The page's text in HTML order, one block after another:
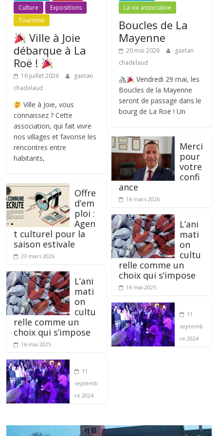
Culture
Expositions
Tourisme
Ville à Joie
débarque à La
Roë !
16 juillet 2026
gaetan
chadelaud
Ville à Joie, vous
connaissez ? Cette
association, qui fait vivre
nos villages et favorise les
rencontres entre
habitants,
Offre
d’em
ploi :
Agen
t culturel pour la
saison estivale
23 mars 2026
L’ani
mati
on
cultu
relle comme un
choix qui s’impose
16 mai 2025
11
septemb
re 2024
La vie associative
Boucles de La
Mayenne
20 mai 2026
gaetan
chadelaud
Vendredi 29 mai, les
Boucles de la Mayenne
seront de passage dans le
bourg de La Roë ! Un
Merci
pour
votre
confi
ance
16 mars 2026
L’ani
mati
on
cultu
relle comme un
choix qui s’impose
16 mai 2025
11
septemb
re 2024